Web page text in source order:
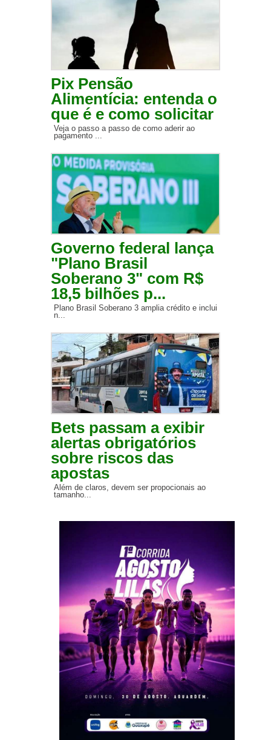
Pix Pensão
Alimentícia: entenda o
que é e como solicitar
Veja o passo a passo de como aderir ao
pagamento ...
Governo federal lança
"Plano Brasil
Soberano 3" com R$
18,5 bilhões p...
Plano Brasil Soberano 3 amplia crédito e inclui
n...
Bets passam a exibir
alertas obrigatórios
sobre riscos das
apostas
Além de claros, devem ser propocionais ao
tamanho...